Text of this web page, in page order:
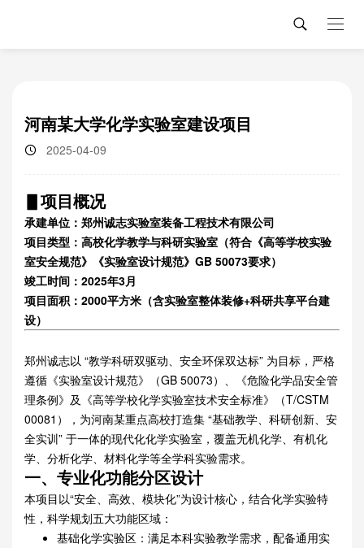
河南某大学化学实验室建设项目
2025-04-09
▋项目概况
承建单位：郑州诚志实验室装备工程技术有限公司
项目类型：高校化学教学与科研实验室（符合《高等学校实验
室安全规范》《实验室设计规范》GB 50073要求）
竣工时间：2025年3月
项目面积：2000平方米（含实验室整体装修+科研共享平台建
设）
郑州诚志以 “教学科研双驱动、安全环保双达标” 为目标，严格
遵循《实验室设计规范》（GB 50073）、《危险化学品安全管
理条例》及《高等学校化学实验室技术安全标准》（T/CSTM
00081），为河南某重点高校打造集 “基础教学、科研创新、安
全实训” 于一体的现代化化学实验室，覆盖无机化学、有机化
学、分析化学、材料化学等全学科实验需求。
一、专业化功能分区设计
本项目以“安全、高效、模块化”为设计核心，结合化学实验特
性，科学规划五大功能区域：
基础化学实验区：满足本科实验教学需求，配备通用实